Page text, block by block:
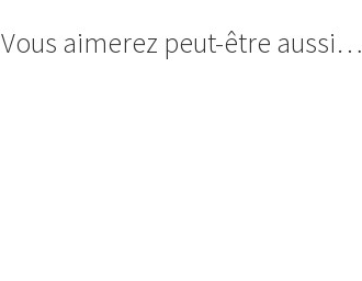
Vous aimerez peut-être aussi…